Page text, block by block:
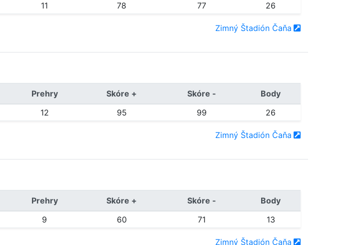
11 78 77 26
Zimný Štadión Čaňa
Prehry Skóre + Skóre -
Body
12 95 99 26
Zimný Štadión Čaňa
Prehry Skóre + Skóre -
Body
9 60 71 13
Zimný Štadión Čaňa